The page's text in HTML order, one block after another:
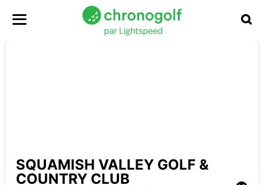
SQUAMISH VALLEY GOLF &
COUNTRY CLUB